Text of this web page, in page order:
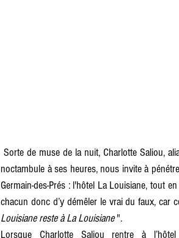
noctambule à ses heures, nous invite à
Germain-des-Prés : l'hôtel La Louisiane, tout
chacun donc d’y démêler le vrai du faux, car
Louisiane reste à La Louisiane ".
Lorsque Charlotte Saliou rentre à